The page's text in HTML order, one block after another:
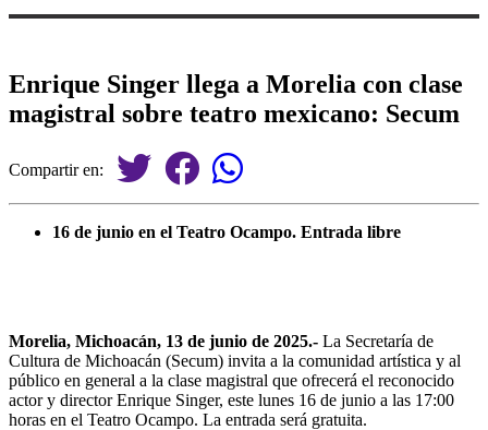
Enrique Singer llega a Morelia con clase
magistral sobre teatro mexicano: Secum
Compartir en:
16 de junio en el Teatro Ocampo. Entrada libre
Morelia, Michoacán, 13 de junio de 2025.- La Secretaría de
Cultura de Michoacán (Secum) invita a la comunidad artística y al
público en general a la clase magistral que ofrecerá el reconocido
actor y director Enrique Singer, este lunes 16 de junio a las 17:00
horas en el Teatro Ocampo. La entrada será gratuita.